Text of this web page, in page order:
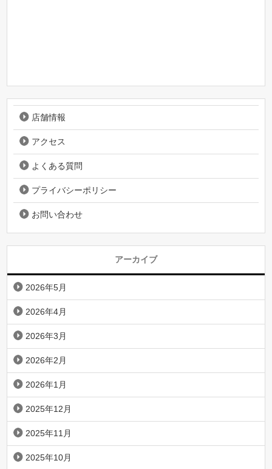
店舗情報
アクセス
よくある質問
プライバシーポリシー
お問い合わせ
アーカイブ
2026年5月
2026年4月
2026年3月
2026年2月
2026年1月
2025年12月
2025年11月
2025年10月